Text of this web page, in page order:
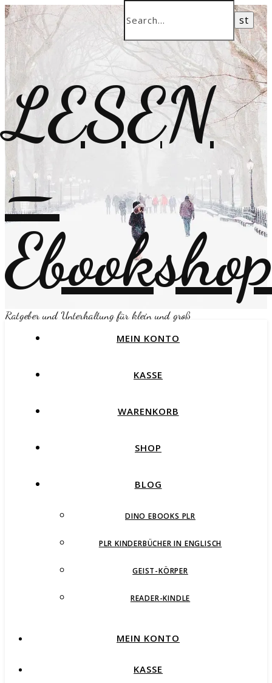
LESEN
–
Ebookshop
Ratgeber und Unterhaltung für klein und groß
MEIN KONTO
KASSE
WARENKORB
SHOP
BLOG
DINO EBOOKS PLR
PLR KINDERBÜCHER IN ENGLISCH
GEIST-KÖRPER
READER-KINDLE
MEIN KONTO
KASSE